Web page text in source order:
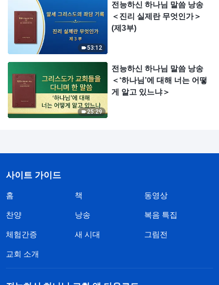
53:12
전능하신 하나님 말씀 낭송
＜진리 실제란 무엇인가＞
(제3부)
25:29
전능하신 하나님 말씀 낭송
＜‘하나님’에 대해 너는 어떻
게 알고 있느냐＞
사이트 가이드
홈 책 동영상
찬양 낭송 복음 특집
체험간증 새 시대 그림전
교회 소개